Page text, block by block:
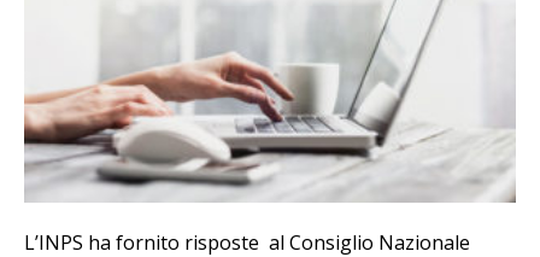
L’INPS ha fornito risposte al Consiglio Nazionale